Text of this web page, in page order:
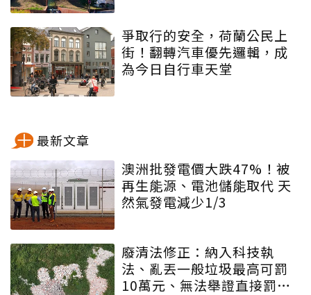
爭取行的安全，荷蘭公民上
街！翻轉汽車優先邏輯，成
為今日自行車天堂
最新文章
澳洲批發電價大跌47%！被
再生能源、電池儲能取代 天
然氣發電減少1/3
廢清法修正：納入科技執
法、亂丟一般垃圾最高可罰
10萬元、無法舉證直接罰車